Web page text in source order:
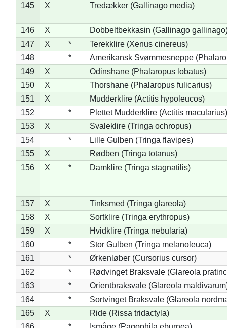
145
X Tredækker (Gallinago media)
146 X
Dobbeltbekkasin (Gallinago
147
X *
Terekklire (Xenus cinereus)
148
*
Amerikansk Svømmesneppe
149
X
Odinshane (Phalaropus lobatus)
150
X
Thorshane (Phalaropus fulicarius)
151
X
Mudderklire (Actitis hypoleucos)
152
*
Plettet Mudderklire (Actitis macularius)
153
X
Svaleklire (Tringa ochropus)
154
*
Lille Gulben (Tringa flavipes)
155
X
Rødben (Tringa totanus)
156
X * Damklire (Tringa stagnatilis)
157 X
Tinksmed (Tringa glareola)
158
X
Sortklire (Tringa erythropus)
159
X
Hvidklire (Tringa nebularia)
160
*
Stor Gulben (Tringa melanoleuca)
161
*
Ørkenløber (Cursorius cursor)
162
*
Rødvinget Braksvale (Glareola
163
*
Orientbraksvale (Glareola
164
*
Sortvinget Braksvale (Glareola
165
X
Ride (Rissa tridactyla)